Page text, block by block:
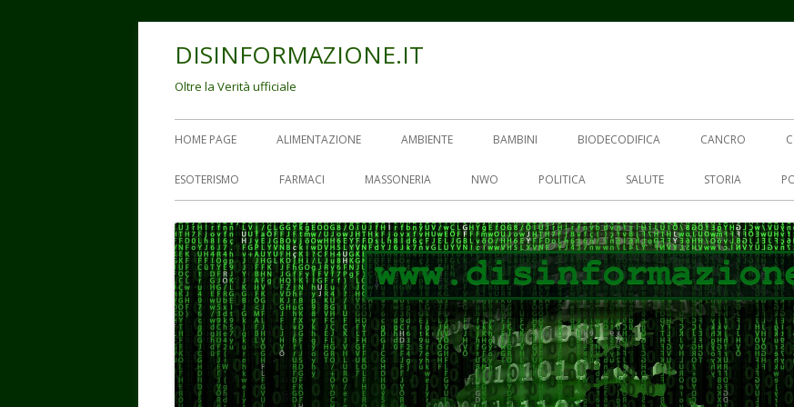
DISINFORMAZIONE.IT
Oltre la Verità ufficiale
Menu
principale
HOME PAGE ALIMENTAZIONE AMBIENTE BAMBINI BIODECODIFICA CANCRO
ESOTERISMO FARMACI MASSONERIA NWO POLITICA SALUTE STORIA